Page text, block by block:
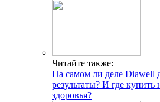
Читайте также:
На самом ли деле Diawell
результаты? И где купить
здоровья?